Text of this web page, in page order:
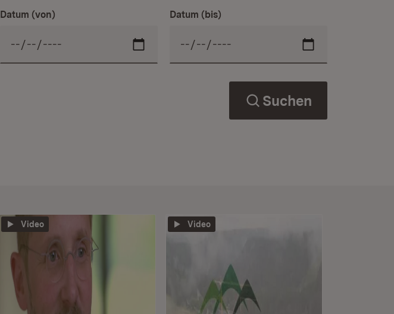
Datum (von) Datum (bis)
Suchen
Video Video